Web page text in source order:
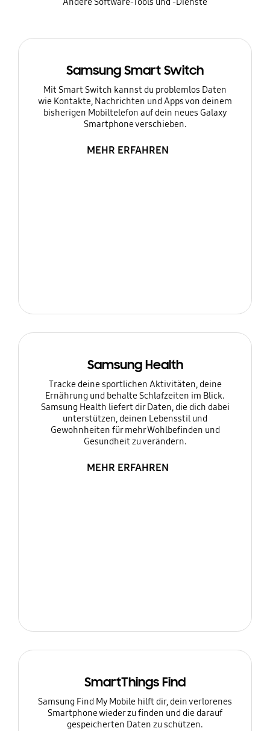
Samsung Smart Switch
Mit Smart Switch kannst du problemlos Daten
wie Kontakte, Nachrichten und Apps von deinem
bisherigen Mobiltelefon auf dein neues Galaxy
Smartphone verschieben.
MEHR ERFAHREN
Samsung Health
Tracke deine sportlichen Aktivitäten, deine
Ernährung und behalte Schlafzeiten im Blick.
Samsung Health liefert dir Daten, die dich dabei
unterstützen, deinen Lebensstil und
Gewohnheiten für mehr Wohlbefinden und
Gesundheit zu verändern.
MEHR ERFAHREN
SmartThings Find
Samsung Find My Mobile hilft dir, dein verlorenes
Smartphone wieder zu finden und die darauf
gespeicherten Daten zu schützen.